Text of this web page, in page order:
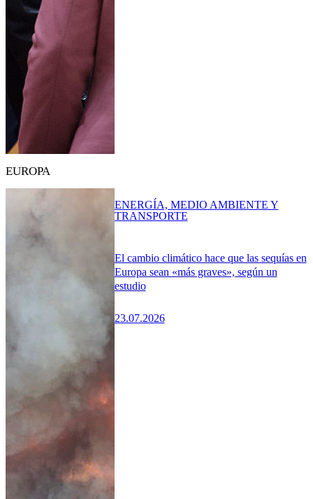
EUROPA
El cambio climático hace que las sequías en
Europa sean «más graves», según un
estudio
23.07.2026
ENERGÍA, MEDIO AMBIENTE Y
TRANSPORTE